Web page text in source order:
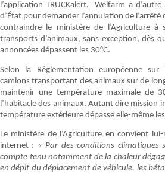
l’application TRUCKalert.
Welfarm a d’autre
d’État pour demander l’annulation de
contraindre le ministère de l’Agriculture à
transports d’animaux, sans exception, dès
annoncées dépassent les 30°C.
Selon la Réglementation européenne
camions transportant des animaux sur de
maintenir une température maximale de
l’habitacle des animaux. Autant dire mission
température extérieure dépasse elle-même les
Le ministère de l’Agriculture en convient
internet : «Par des conditions climatiques
compte tenu notamment de la chaleur
en dépit du déplacement de véhicule, les